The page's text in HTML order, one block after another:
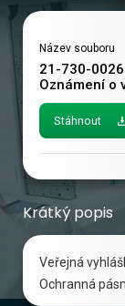
Název souboru
21-730-
Oznámení o
Stáhnout
Krátký popis
Veřejná
Ochranná